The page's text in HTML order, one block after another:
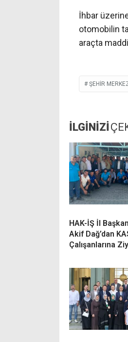
İhbar
otomobilin
araçta
ŞEHIR
İLGİNİZİ
HAK-İŞ İl
Akif Dağ’dan
Çalışanlarına